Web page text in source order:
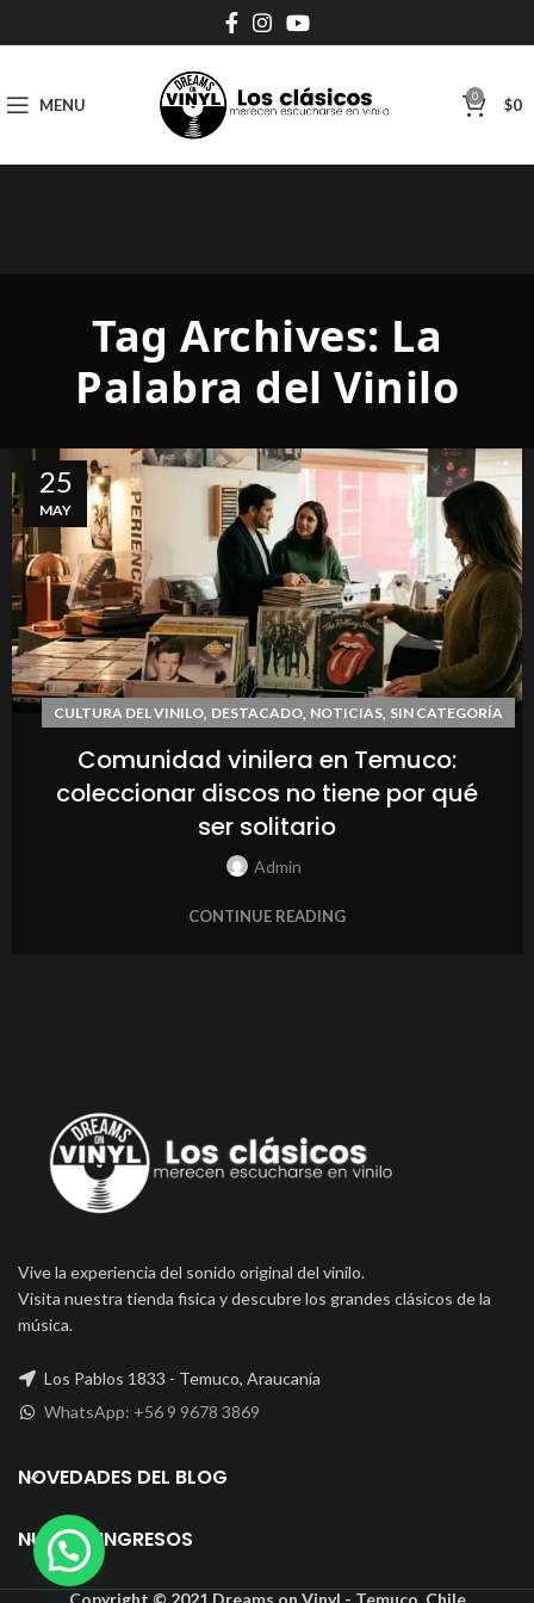
MENU 0 $0
Tag Archives: La
Palabra del Vinilo
25
MAY
CULTURA DEL VINILO, DESTACADO, NOTICIAS, SIN CATEGORÍA
Comunidad vinilera en Temuco:
coleccionar discos no tiene por qué
ser solitario
Admin
CONTINUE READING
Vive la experiencia del sonido original del vinilo.
Visita nuestra tienda fisica y descubre los grandes clásicos de la
música.
Los Pablos 1833 - Temuco, Araucanía
WhatsApp: +56 9 9678 3869
NOVEDADES DEL BLOG
NUEVOS INGRESOS
Copyright © 2021 Dreams on Vinyl - Temuco, Chile